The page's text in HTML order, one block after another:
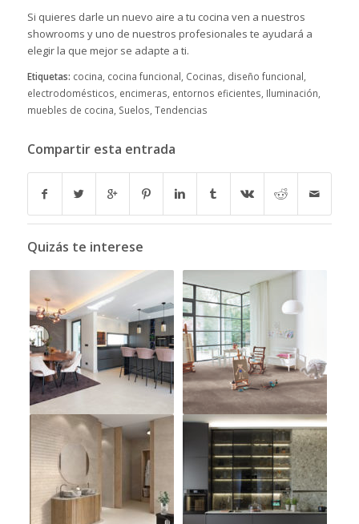
Si quieres darle un nuevo aire a tu cocina ven a nuestros
showrooms y uno de nuestros profesionales te ayudará a
elegir la que mejor se adapte a ti.
Etiquetas: cocina, cocina funcional, Cocinas, diseño funcional,
electrodomésticos, encimeras, entornos eficientes, Iluminación,
muebles de cocina, Suelos, Tendencias
Compartir esta entrada
Quizás te interese